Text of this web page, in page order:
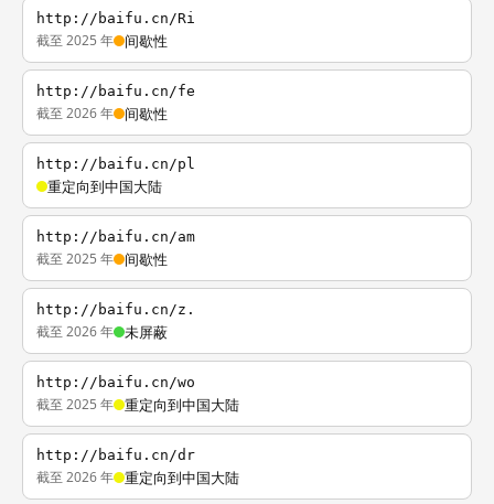
http://baifu.cn/Ri
截至 2025 年 间歇性
http://baifu.cn/fe
截至 2026 年 间歇性
http://baifu.cn/pl
重定向到中国大陆
http://baifu.cn/am
截至 2025 年 间歇性
http://baifu.cn/z.
截至 2026 年 未屏蔽
http://baifu.cn/wo
截至 2025 年 重定向到中国大陆
http://baifu.cn/dr
截至 2026 年 重定向到中国大陆